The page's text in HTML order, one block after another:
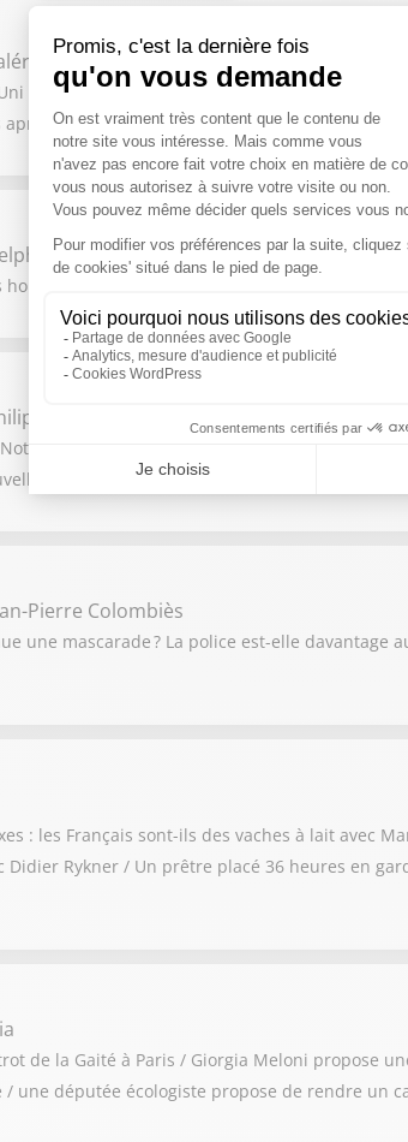
Boyer, Fabien Bouglé
/ Guerre de l’énergie : qui sont les ennemis
PSG-Arsenal : le vivre ensemble,
Burkli
de notre ville » : l’affiche de la honte /
Darantière
Dame de Chartres du 23 au 25 mai / «
saillie d'une députée LFI contre le Canon
Pierre Colombiès
une mascarade ? La police est-elle davantage
: les Français sont-ils des vaches à lait avec
Rykner / Un prêtre placé 36 heures en
de la Gaité à Paris / Giorgia Meloni propose
une députée écologiste propose de rendre un